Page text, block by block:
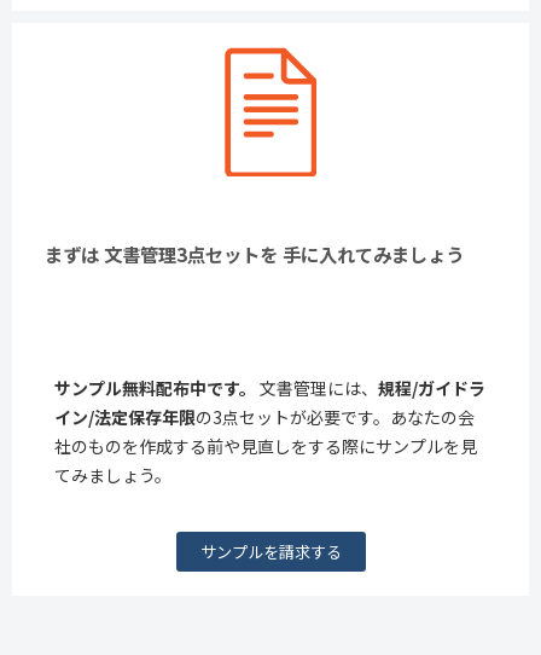
まずは 文書管理3点セットを 手に入れてみましょう
サンプル無料配布中です。 文書管理には、 規程/ガイドラ
イン/法定保存年限の3点セットが必要です。あなたの会
社のものを作成する前や見直しをする際にサンプルを見
てみましょう。
サンプルを請求する